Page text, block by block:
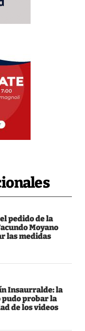
pedido de la
Moyano
las medidas
Insaurralde: la
pudo probar la
de los videos